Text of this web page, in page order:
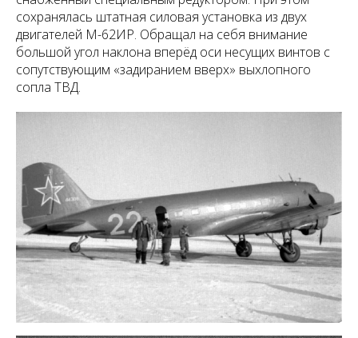
сохранялась штатная силовая установка из двух
двигателей М-62ИР. Обращал на себя внимание
большой угол наклона вперёд оси несущих винтов с
сопутствующим «задиранием вверх» выхлопного
сопла ТВД.